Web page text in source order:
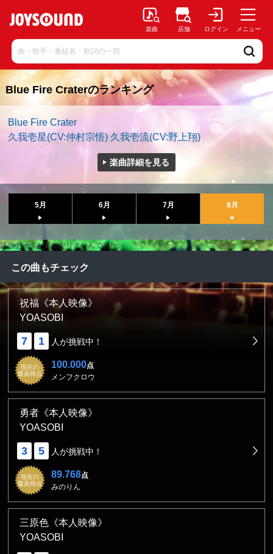
楽曲 店舗 ログイン メニュー
Blue Fire Craterのランキング
Blue Fire Crater
久我壱星(CV:仲村宗悟) 久我壱流(CV:野上翔)
楽曲詳細を見る
5月 6月 7月 8月
該当データが見つかりませんでした。
この曲もチェック
祝福《本人映像》
YOASOBI
7 1 人が挑戦中！
現在の
最高得点
100.000点
メンフクロウ
勇者《本人映像》
YOASOBI
3 5 人が挑戦中！
現在の
最高得点
89.768点
みのりん
三原色《本人映像》
YOASOBI